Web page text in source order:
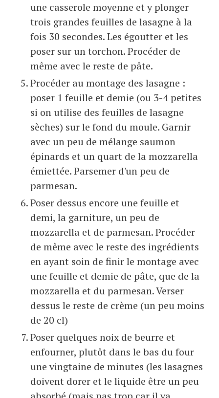
une casserole moyenne et y plonger
trois grandes feuilles de lasagne à la
fois 30 secondes. Les égoutter et les
poser sur un torchon. Procéder de
même avec le reste de pâte.
Procéder au montage des lasagne :
poser 1 feuille et demie (ou 3-4 petites
si on utilise des feuilles de lasagne
sèches) sur le fond du moule. Garnir
avec un peu de mélange saumon
épinards et un quart de la mozzarella
émiettée. Parsemer d'un peu de
parmesan.
Poser dessus encore une feuille et
demi, la garniture, un peu de
mozzarella et de parmesan. Procéder
de même avec le reste des ingrédients
en ayant soin de finir le montage avec
une feuille et demie de pâte, que de la
mozzarella et du parmesan. Verser
dessus le reste de crème (un peu moins
de 20 cl)
Poser quelques noix de beurre et
enfourner, plutôt dans le bas du four
une vingtaine de minutes (les lasagnes
doivent dorer et le liquide être un peu